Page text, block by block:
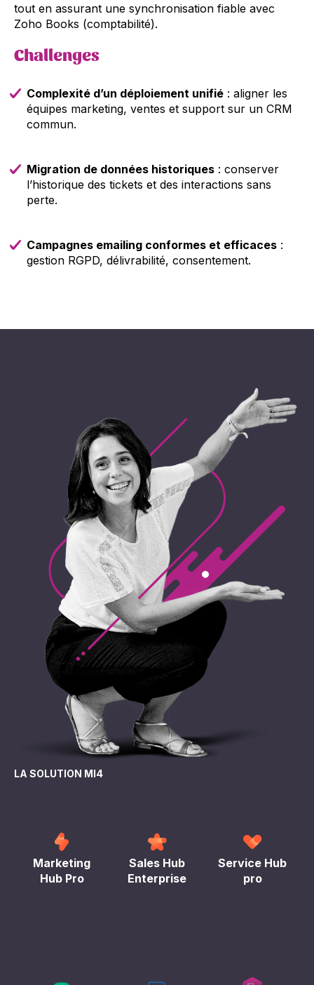
tout en assurant une synchronisation fiable avec
Zoho Books (comptabilité).
Challenges
Complexité d’un déploiement unifié: aligner les
équipes marketing, ventes et support sur un CRM
commun.
Migration de données historiques: conserver
l’historique des tickets et des interactions sans
perte.
Campagnes emailing conformes et efficaces:
gestion RGPD, délivrabilité, consentement.
LA SOLUTION MI4
Marketing
Hub Pro
Sales Hub
Enterprise
Service Hub
pro